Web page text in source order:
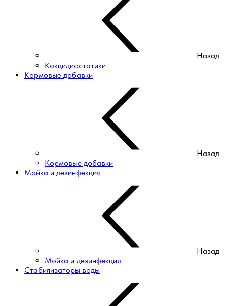
Назад
Кокцидиостатики
Кормовые добавки
Назад
Кормовые добавки
Мойка и дезинфекция
Назад
Мойка и дезинфекция
Стабилизаторы воды